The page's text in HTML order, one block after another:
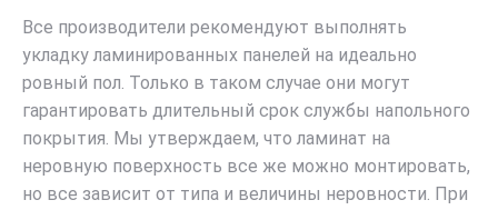
Все производители рекомендуют выполнять
укладку ламинированных панелей на идеально
ровный пол. Только в таком случае они могут
гарантировать длительный срок службы напольного
покрытия. Мы утверждаем, что ламинат на
неровную поверхность все же можно монтировать,
но все зависит от типа и величины неровности. При